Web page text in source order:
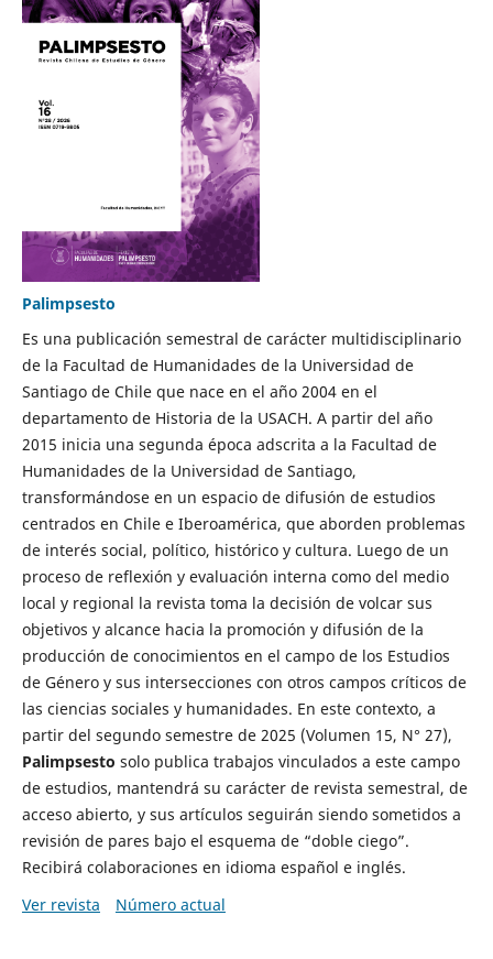
Palimpsesto
Es una publicación semestral de carácter multidisciplinario
de la Facultad de Humanidades de la Universidad de
Santiago de Chile que nace en el año 2004 en el
departamento de Historia de la USACH. A partir del año
2015 inicia una segunda época adscrita a la Facultad de
Humanidades de la Universidad de Santiago,
transformándose en un espacio de difusión de estudios
centrados en Chile e Iberoamérica, que aborden problemas
de interés social, político, histórico y cultura. Luego de un
proceso de reflexión y evaluación interna como del medio
local y regional la revista toma la decisión de volcar sus
objetivos y alcance hacia la promoción y difusión de la
producción de conocimientos en el campo de los Estudios
de Género y sus intersecciones con otros campos críticos de
las ciencias sociales y humanidades. En este contexto, a
partir del segundo semestre de 2025 (Volumen 15, N° 27),
Palimpsesto solo publica trabajos vinculados a este campo
de estudios, mantendrá su carácter de revista semestral, de
acceso abierto, y sus artículos seguirán siendo sometidos a
revisión de pares bajo el esquema de “doble ciego”.
Recibirá colaboraciones en idioma español e inglés.
Ver revista
Número actual